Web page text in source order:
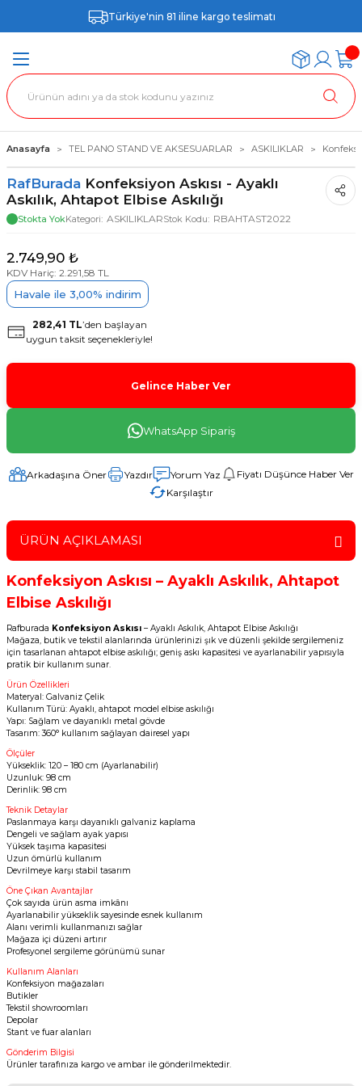
Türkiye'nin 81 iline kargo teslimatı
Anasayfa TEL PANO STAND VE AKSESUARLAR ASKILIKLAR
RafBurada Konfeksiyon Askısı - Ayaklı
Askılık, Ahtapot Elbise Askılığı
Stokta YokKategori ASKILIKLARStok Kodu RBAHTAST2022
2.749,90 ₺
KDV Hariç: 2.291,58 TL
Havale ile 3,00% indirim
282,41 TL’den başlayan
uygun taksit seçenekleriyle!
Gelince Haber Ver
WhatsApp Sipariş
Arkadaşına Öner Yazdır Yorum Yaz
Fiyatı Düşünce Haber Ver
Karşılaştır
ÜRÜN AÇIKLAMASI
Konfeksiyon Askısı – Ayaklı Askılık, Ahtapot
Elbise Askılığı
Rafburada Konfeksiyon Askısı – Ayaklı Askılık, Ahtapot Elbise Askılığı
Mağaza, butik ve tekstil alanlarında ürünlerinizi şık ve düzenli şekilde sergilemeniz
için tasarlanan ahtapot elbise askılığı; geniş askı kapasitesi ve ayarlanabilir yapısıyla
pratik bir kullanım sunar.
Ürün Özellikleri
Materyal: Galvaniz Çelik
Kullanım Türü: Ayaklı, ahtapot model elbise askılığı
Yapı: Sağlam ve dayanıklı metal gövde
Tasarım: 360° kullanım sağlayan dairesel yapı
Ölçüler
Yükseklik: 120 – 180 cm (Ayarlanabilir)
Uzunluk: 98 cm
Derinlik: 98 cm
Teknik Detaylar
Paslanmaya karşı dayanıklı galvaniz kaplama
Dengeli ve sağlam ayak yapısı
Yüksek taşıma kapasitesi
Uzun ömürlü kullanım
Devrilmeye karşı stabil tasarım
Öne Çıkan Avantajlar
Çok sayıda ürün asma imkânı
Ayarlanabilir yükseklik sayesinde esnek kullanım
Alanı verimli kullanmanızı sağlar
Mağaza içi düzeni artırır
Profesyonel sergileme görünümü sunar
Kullanım Alanları
Konfeksiyon mağazaları
Butikler
Tekstil showroomları
Depolar
Stant ve fuar alanları
Gönderim Bilgisi
Ürünler tarafınıza kargo ve ambar ile gönderilmektedir.